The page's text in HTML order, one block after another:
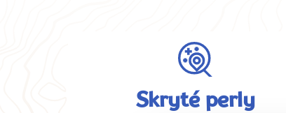
Skryté perly